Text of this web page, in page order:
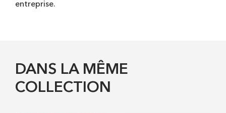
entreprise.
DANS LA MÊME
COLLECTION